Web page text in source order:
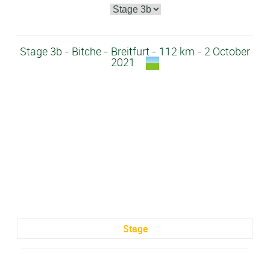
Stage 3b - Bitche - Breitfurt - 112 km - 2 October
2021
Stage